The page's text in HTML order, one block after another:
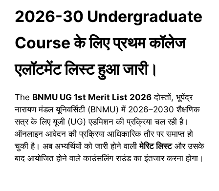
2026-30 Undergraduate
Course के लिए प्रथम कॉलेज
एलॉटमेंट लिस्ट हुआ जारी।
The BNMU UG 1st Merit List 2026 दोस्तों, भूपेंद्र
नारायण मंडल यूनिवर्सिटी (BNMU) में 2026–2030 शैक्षणिक
सत्र के लिए यूजी (UG) एडमिशन की प्रक्रिया चल रही है।
ऑनलाइन आवेदन की प्रक्रिया आधिकारिक तौर पर समाप्त हो
चुकी है। अब अभ्यर्थियों को जारी होने वालीमेरिट लिस्टऔर उसके
बाद आयोजित होने वाले काउंसलिंग राउंड का इंतजार करना होगा।